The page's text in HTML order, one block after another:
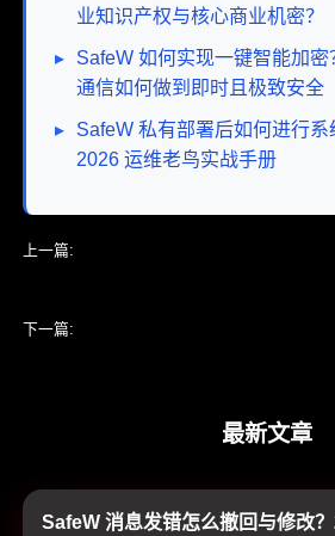
业知识产权与核心商业机密？
▸
SafeW 如何实现一键智能加
通信如何做到即时且极致安全
▸
SafeW 私有部署后如何进行系
2026 运维老鸟实战手册
上一篇:
下一篇:
最新文章
SafeW 消息发错怎么撤回与修改